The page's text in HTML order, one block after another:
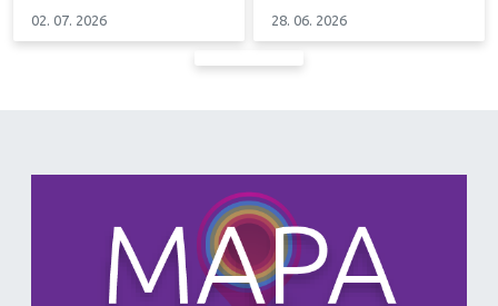
02. 07. 2026 28. 06. 2026